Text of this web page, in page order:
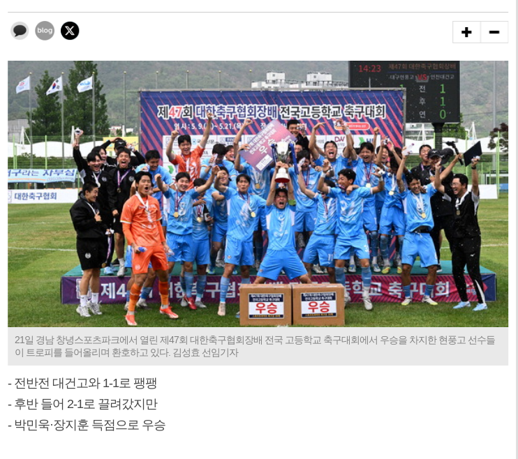
21일 경남 창녕스포츠파크에서 열린 제47회 대한축구협회장배 전국 고등학교 축구대회에서 우승을 차지한 현풍고 선수들
이 트로피를 들어올리며 환호하고 있다. 김성효 선임기자
- 전반전 대건고와 1-1로 팽팽
- 후반 들어 2-1로 끌려갔지만
- 박민욱·장지훈 득점으로 우승